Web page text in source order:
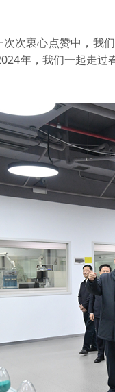
衷心点赞中，我
年，我们一起走